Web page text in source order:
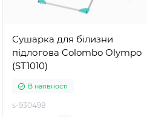
Сушарка для білизни
підлогова Colombo Olympo
(ST1010)
В наявності
s-930498